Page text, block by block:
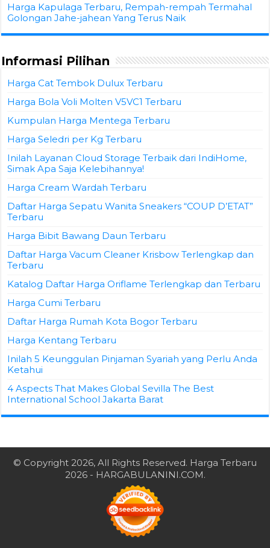
Harga Kapulaga Terbaru, Rempah-rempah Termahal
Golongan Jahe-jahean Yang Terus Naik
Informasi Pilihan
Harga Cat Tembok Dulux Terbaru
Harga Bola Voli Molten V5VC1 Terbaru
Kumpulan Harga Mentega Terbaru
Harga Seledri per Kg Terbaru
Inilah Layanan Cloud Storage Terbaik dari IndiHome,
Simak Apa Saja Kelebihannya!
Harga Cream Wardah Terbaru
Daftar Harga Sepatu Wanita Sneakers “COUP D’ETAT”
Terbaru
Harga Bibit Bawang Daun Terbaru
Daftar Harga Vacum Cleaner Krisbow Terlengkap dan
Terbaru
Katalog Daftar Harga Oriflame Terlengkap dan Terbaru
Harga Cumi Terbaru
Daftar Harga Rumah Kota Bogor Terbaru
Harga Kentang Terbaru
Inilah 5 Keunggulan Pinjaman Syariah yang Perlu Anda
Ketahui
4 Aspects That Makes Global Sevilla The Best
International School Jakarta Barat
© Copyright 2026, All Rights Reserved. Harga Terbaru
2026- HARGABULANINI.COM.